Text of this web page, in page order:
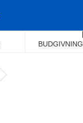
BUDGIVNING